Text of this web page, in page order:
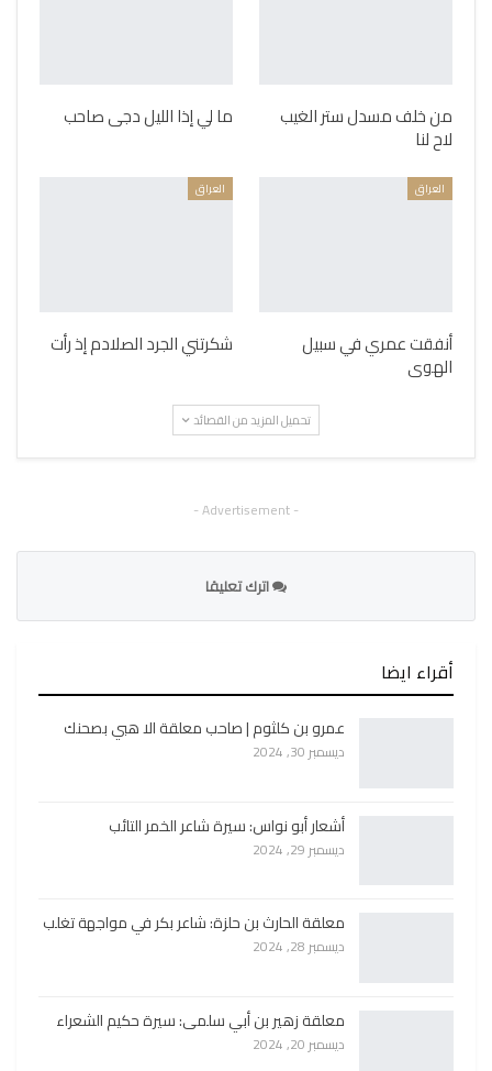
من خلف مسدل ستر الغيب
لاح لنا
ما لي إذا الليل دجى صاحب
العراق
أنفقت عمري في سبيل
الهوى
العراق
شكرتني الجرد الصلادم إذ رأت
تحميل المزيد من القصائد
- Advertisement -
اترك تعليقا
أقراء ايضا
عمرو بن كلثوم | صاحب معلقة الا هبي بصحنك
ديسمبر 30, 2024
أشعار أبو نواس: سيرة شاعر الخمر التائب
ديسمبر 29, 2024
معلقة الحارث بن حلزة: شاعر بكر في مواجهة تغلب
ديسمبر 28, 2024
معلقة زهير بن أبي سلمى: سيرة حكيم الشعراء
ديسمبر 20, 2024